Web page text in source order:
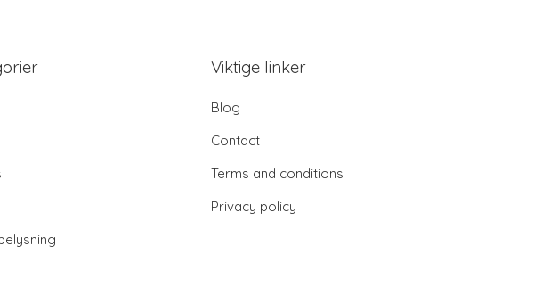
Viktige linker
Blog
Contact
Terms and conditions
Privacy policy